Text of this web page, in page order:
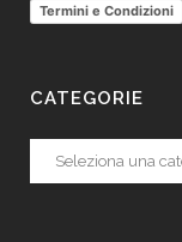
Termini e Condizioni
CATEGORIE
Categorie